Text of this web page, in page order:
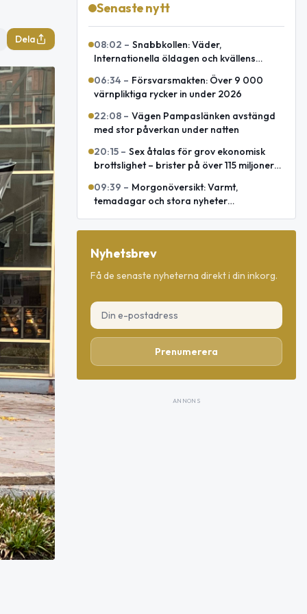
Dela
Senaste nytt
08:02 – Snabbkollen: Väder,
Internationella öldagen och kvällens
06:34 – Försvarsmakten: Över 9 000
värnpliktiga rycker in under 2026
22:08 – Vägen Pampaslänken avstängd
med stor påverkan under natten
20:15 – Sex åtalas för grov ekonomisk
brottslighet – brister på över 115 miljoner
09:39 – Morgonöversikt: Varmt,
temadagar och stora nyheter
Nyhetsbrev
Få de senaste nyheterna direkt i din inkorg.
Prenumerera
ANNONS